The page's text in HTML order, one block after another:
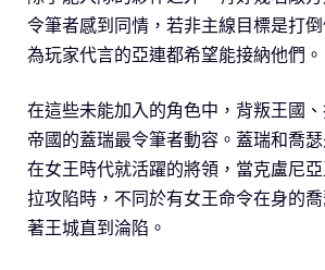
令筆者感到同情，若非主線目標是打
為玩家代言的亞連都希望能接納他們。
在這些未能加入的角色中，背叛王國
帝國的蓋瑞最令筆者動容。蓋瑞和喬
在女王時代就活躍的將領，當克盧尼
拉攻陷時，不同於有女王命令在身的
著王城直到淪陷。